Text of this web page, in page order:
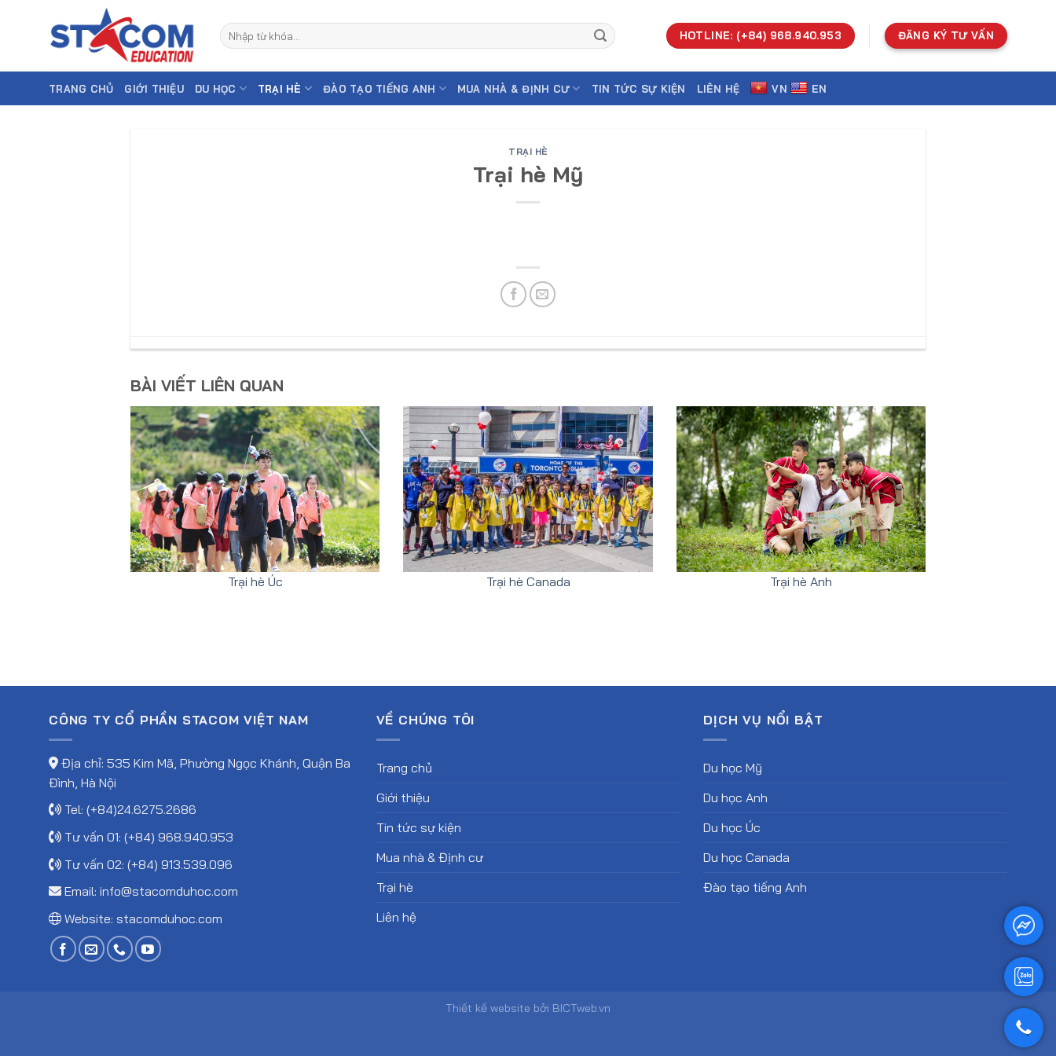
HOTLINE: (+84) 968.940.953 ĐĂNG KÝ TƯ VẤN
TRANG CHỦ GIỚI THIỆU DU HỌC TRẠI HÈ ĐÀO TẠO TIẾNG ANH MUA NHÀ & ĐỊNH CƯ TIN TỨC SỰ KIỆN LIÊN HỆ VN EN
TRẠI HÈ
Trại hè Mỹ
BÀI VIẾT LIÊN QUAN
Trại hè Úc Trại hè Canada Trại hè Anh
CÔNG TY CỔ PHẦN STACOM VIỆT NAM
Địa chỉ: 535 Kim Mã, Phường Ngọc Khánh, Quận Ba
Đình, Hà Nội
Tel: (+84)24.6275.2686
Tư vấn 01: (+84) 968.940.953
Tư vấn 02: (+84) 913.539.096
Email: info@stacomduhoc.com
Website: stacomduhoc.com
VỀ CHÚNG TÔI
Trang chủ
Giới thiệu
Tin tức sự kiện
Mua nhà & Định cư
Trại hè
Liên hệ
DỊCH VỤ NỔI BẬT
Du học Mỹ
Du học Anh
Du học Úc
Du học Canada
Đào tạo tiếng Anh
Thiết kế website bởi BICTweb.vn